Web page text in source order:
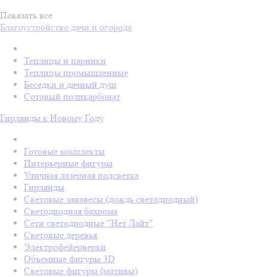
Показать все
Благоустройство дачи и огорода
Теплицы и парники
Теплицы промышленные
Беседки и дачный душ
Сотовый поликарбонат
Гирлянды к Новому Году
Готовые комплекты
Интерьерные фигуры
Уличная лазерная подсветка
Гирлянды
Световые занавесы (дождь светодиодный)
Светодиодная бахрома
Сети светодиодные "Нет Лайт"
Световые деревья
Электрофейерверки
Объемные фигуры 3D
Световые фигуры (мотивы)